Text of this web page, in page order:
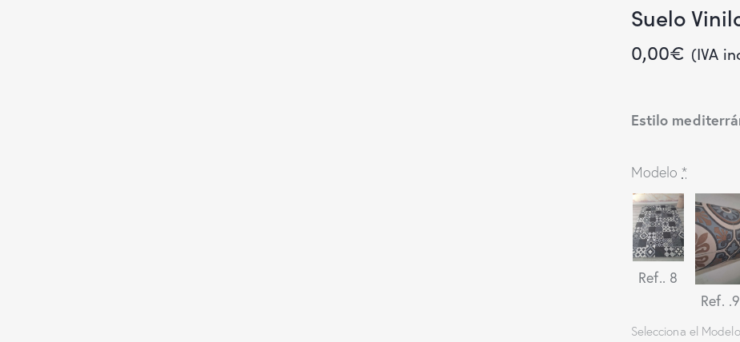
Suelo
0,00€ (IVA
Estilo
Modelo *
Ref.. 8
Ref. .9
Selecciona el Modelo